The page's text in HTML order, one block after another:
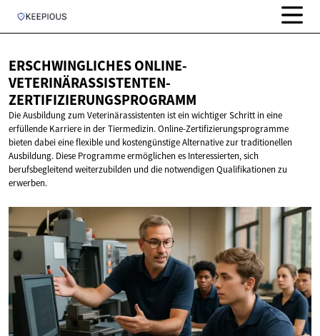
ERSCHWINGLICHESONLINE-
VETERINÄRASSISTENTEN-
ZERTIFIZIERUNGSPROGRAMM
Die Ausbildung zum Veterinärassistenten ist ein wichtiger Schritt in eine
erfüllende Karriere in der Tiermedizin. Online-Zertifizierungsprogramme
bieten dabei eine flexible und kostengünstige Alternative zur traditionellen
Ausbildung. Diese Programme ermöglichen es Interessierten, sich
berufsbegleitend weiterzubilden und die notwendigen Qualifikationen zu
erwerben.